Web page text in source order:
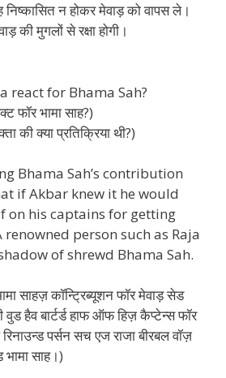
न होकर मेवाड़ को वापस ले।
की मुगलों से रक्षा होगी।
react for Bhama Sah?
फॉर भामा साह?)
की क्या प्रतिक्रिया थी?)
Bhama Sah’s contribution
if Akbar knew it he would
on his captains for getting
renowned person such as Raja
of shrewd Bhama Sah.
साहज़ कॉन्ट्रिब्यूशन फॉर मेवाड़ सेड
हैव बार्टर्ड हाफ ऑफ हिज़ कैप्टेन्स फॉर
पर्सन सच एज राजा बीरबल वॉज़
साह।)